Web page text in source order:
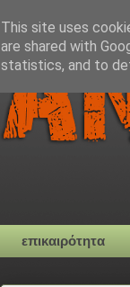
επικαιρότητα
This site uses
are shared with
statistics, and to